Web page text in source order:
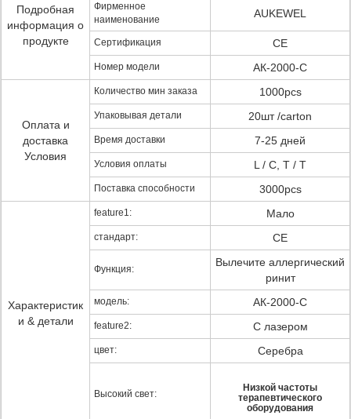
Подробная
информация о
продукте
Фирменное
наименование
AUKEWEL
Сертификация CE
Номер модели АК-2000-C
Оплата и
доставка
Условия
Количество мин заказа 1000pcs
Упаковывая детали 20шт /carton
Время доставки 7-25 дней
Условия оплаты L / C, T / T
Поставка способности 3000pcs
Характеристик
и & детали
feature1: Мало
стандарт: CE
Функция:
Вылечите аллергический
ринит
модель: АК-2000-C
feature2: С лазером
цвет: Серебра
Высокий свет:
Низкой частоты
терапевтического
оборудования